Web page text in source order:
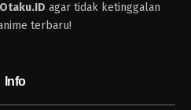
agar tidak ketinggalan
terbaru!
Info